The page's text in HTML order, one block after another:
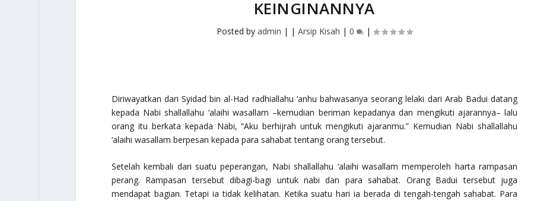
KEINGINANNYA
Posted by admin | | Arsip Kisah | 0 |
Diriwayatkan dari Syidad bin al-Had radhiallahu ‘anhu bahwasanya seorang lelaki dari Arab Badui datang
kepada Nabi shallallahu ‘alaihi wasallam –kemudian beriman kepadanya dan mengikuti ajarannya– lalu
orang itu berkata kepada Nabi, “Aku berhijrah untuk mengikuti ajaranmu.” Kemudian Nabi shallallahu
‘alaihi wasallam berpesan kepada para sahabat tentang orang tersebut.
Setelah kembali dari suatu peperangan, Nabi shallallahu ‘alaihi wasallam memperoleh harta rampasan
perang. Rampasan tersebut dibagi-bagi untuk nabi dan para sahabat. Orang Badui tersebut juga
mendapat bagian. Tetapi ia tidak kelihatan. Ketika suatu hari ia berada di tengah-tengah sahabat. Para